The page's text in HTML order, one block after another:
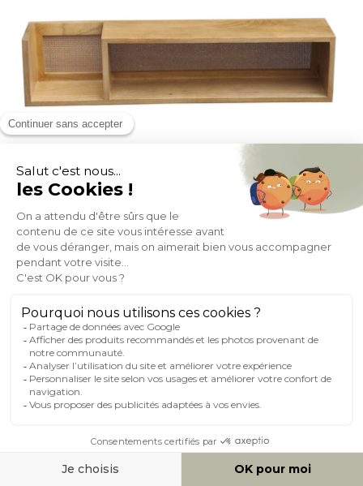
Etagère murale en bois manguier massif et cannage rotin L90
cm ACANGE
Expédié sous 8/9 jours
159,99